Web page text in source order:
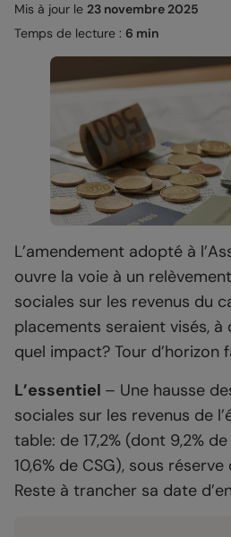
Mis à jour le 23 novembre 2025
Temps de lecture : 6 min
L’amendement adopté à
ouvre la voie à un
sociales sur les revenus du
placements seraient visés,
quel impact? Tour d’horizon
L’essentiel – Une hausse
sociales sur les revenus de
table: de 17,2% (dont 9,2%
10,6% de CSG), sous
Reste à trancher sa date